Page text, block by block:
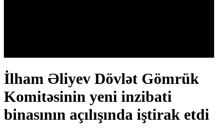
İlham Əliyev Dövlət Gömrük
Komitəsinin yeni inzibati
binasının açılışında iştirak etdi